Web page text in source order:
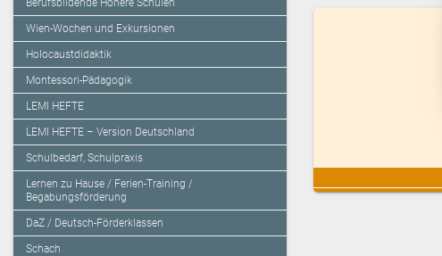
Berufsbildende Höhere Schulen
Wien-Wochen und Exkursionen
Holocaustdidaktik
Montessori-Pädagogik
LEMI HEFTE
LEMI HEFTE – Version Deutschland
Schulbedarf, Schulpraxis
Lernen zu Hause / Ferien-Training /
Begabungsförderung
DaZ / Deutsch-Förderklassen
Schach